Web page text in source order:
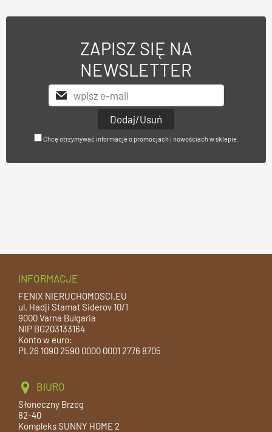
ZAPISZ SIĘ NA
NEWSLETTER
Chcę otrzymywać informacje o promocjach i nowościach w sklepie.
INFORMACJE
FENIX NIERUCHOMOSCI.EU
ul. Hadji Stamat Siderov 10/1
9000 Varna Bulgaria
NIP BG203133164
Konto w euro:
PL26 1090 2590 0000 0001 2776 8705
BIURO
Słoneczny Brzeg
82-40
Kompleks SUNNY HOME 2